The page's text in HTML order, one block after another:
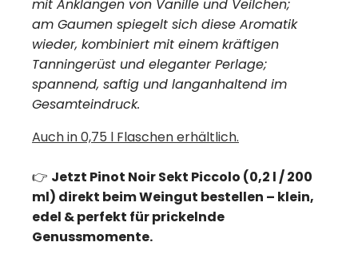
mit Anklängen von Vanille und Veilchen;
am Gaumen spiegelt sich diese Aromatik
wieder, kombiniert mit einem kräftigen
Tanningerüst und eleganter Perlage;
spannend, saftig und langanhaltend im
Gesamteindruck.
Auch in 0,75 l Flaschen erhältlich.
👉 Jetzt Pinot Noir Sekt Piccolo (0,2 l / 200
ml) direkt beim Weingut bestellen – klein,
edel & perfekt für prickelnde
Genussmomente.